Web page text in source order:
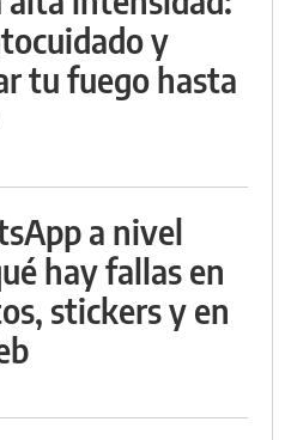
y
tu fuego hasta
a nivel
hay fallas en
stickers y en